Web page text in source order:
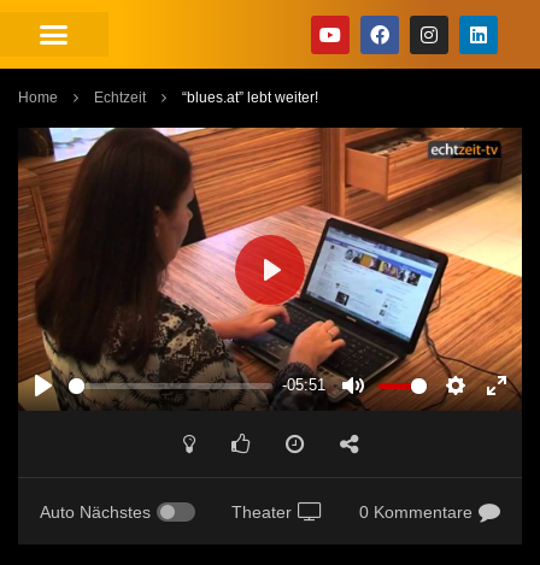
Home Echtzeit “blues.at” lebt weiter!
PLAY
-05:51
MUTE SETTINGS
PLAY
Auto Nächstes Theater 0 Kommentare